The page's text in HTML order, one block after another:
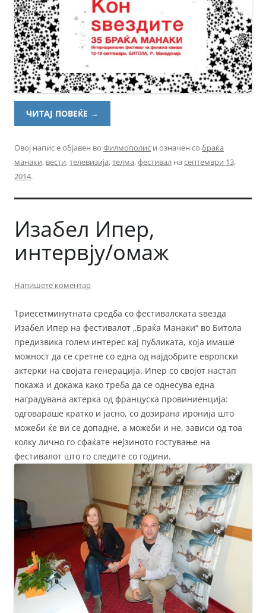
ЧИТАЈ ПОВЕЌЕ →
Овој напис е објавен во Филмополис и означен со браќа
манаки, вести,телевизија,телма,фестивал на септември 13,
2014.
Изабел Ипер,
интервју/омаж
Напишете коментар
Триесетминутната средба со фестивалската ѕвезда
Изабел Ипер на фестивалот „Браќа Манаки“ во Битола
предизвика голем интерес кај публиката, која имаше
можност да се сретне со една од најдобрите европски
актерки на својата генерација. Ипер со својот настап
покажа и докажа како треба да се однесува една
наградувана актерка од француска провиниенција:
одговараше кратко и јасно, со дозирана иронија што
можеби ќе ви се допадне, а можеби и не, зависи од тоа
колку лично го сфаќате нејзиното гостување на
фестивалот што го следите со години.